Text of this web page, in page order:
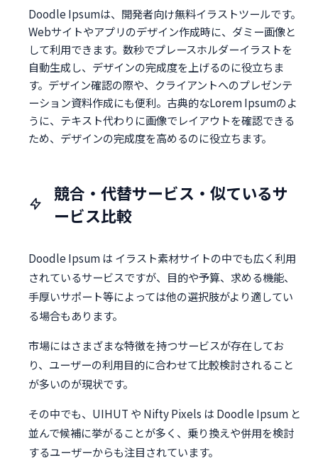
Doodle Ipsumは、開発者向け無料イラストツールです。
Webサイトやアプリのデザイン作成時に、ダミー画像と
して利用できます。数秒でプレースホルダーイラストを
自動生成し、デザインの完成度を上げるのに役立ちま
す。デザイン確認の際や、クライアントへのプレゼンテ
ーション資料作成にも便利。古典的なLorem Ipsumのよ
うに、テキスト代わりに画像でレイアウトを確認できる
ため、デザインの完成度を高めるのに役立ちます。
競合・代替サービス・似ているサ
ービス比較
Doodle Ipsum は イラスト素材サイトの中でも広く利用
されているサービスですが、目的や予算、求める機能、
手厚いサポート等によっては他の選択肢がより適してい
る場合もあります。
市場にはさまざまな特徴を持つサービスが存在してお
り、ユーザーの利用目的に合わせて比較検討されること
が多いのが現状です。
その中でも、UIHUT や Nifty Pixels は Doodle Ipsum と
並んで候補に挙がることが多く、乗り換えや併用を検討
するユーザーからも注目されています。